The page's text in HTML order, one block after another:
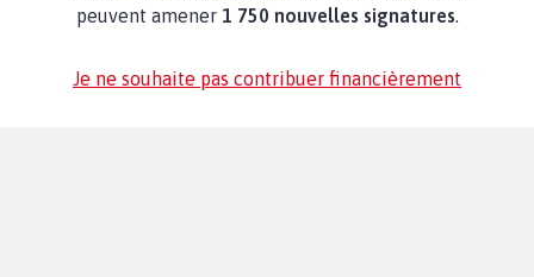
peuvent amener 1 750 nouvelles signatures.
Je ne souhaite pas contribuer financièrement